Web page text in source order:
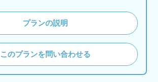
プランの説明
このプランを問い合わせる